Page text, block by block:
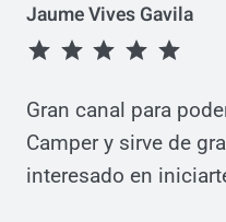
I
Z
C
Ó
N
C
A
V
A
N
Jaume Vives Gavila
Gran canal para
Camper y sirve de
interesado en